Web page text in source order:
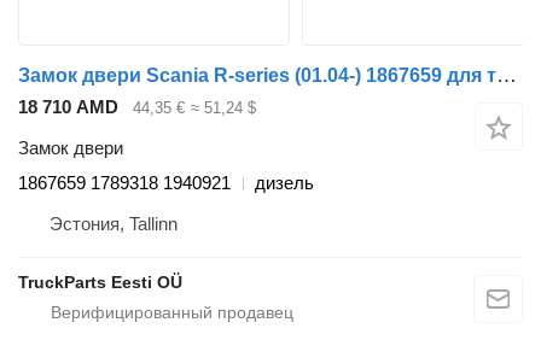
Замок двери Scania R-series (01.04-) 1867659 для тягача Scania P,G,R,T-series (2004-2017)
18 710 AMD 44,35 € ≈ 51,24 $
Замок двери
1867659 1789318 1940921
дизель
Эстония, Tallinn
TruckParts Eesti OÜ